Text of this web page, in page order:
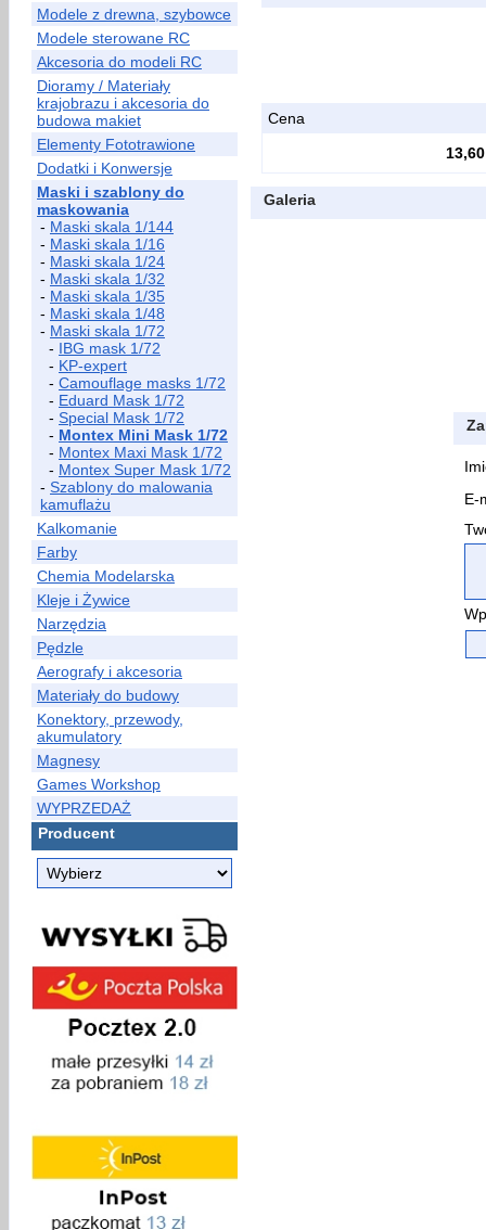
Modele z drewna, szybowce
Modele sterowane RC
Akcesoria do modeli RC
Dioramy / Materiały
krajobrazu i akcesoria do
budowa makiet
Elementy Fototrawione
Dodatki i Konwersje
Maski i szablony do
maskowania
- Maski skala 1/144
- Maski skala 1/16
- Maski skala 1/24
- Maski skala 1/32
- Maski skala 1/35
- Maski skala 1/48
- Maski skala 1/72
- IBG mask 1/72
- KP-expert
- Camouflage masks 1/72
- Eduard Mask 1/72
- Special Mask 1/72
- Montex Mini Mask 1/72
- Montex Maxi Mask 1/72
- Montex Super Mask 1/72
- Szablony do malowania
kamuflażu
Kalkomanie
Farby
Chemia Modelarska
Kleje i Żywice
Narzędzia
Pędzle
Aerografy i akcesoria
Materiały do budowy
Konektory, przewody,
akumulatory
Magnesy
Games Workshop
WYPRZEDAŻ
Producent
Cena
13,60
Galeria
E-